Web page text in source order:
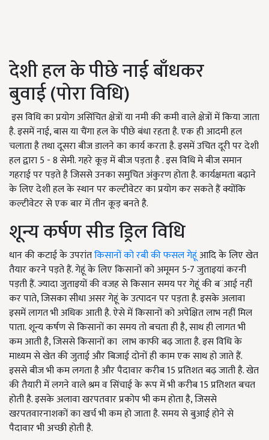
देशी हल के पीछे नाई बाँधकर
बुवाई (पोरा विधि)
इस विधि का प्रयोग असिंचित क्षेत्रों या नमी की कमी वाले क्षेत्रों में किया जाता
है. इसमें नाई, बास या चैंगा हल के पीछे बंधा रहता है. एक ही आदमी हल
चलाता है तथा दूसरा बीज डालने का कार्य करता है. इसमें उचित दूरी पर देशी
हल द्वारा 5 - 8 सेमी. गहरे कूड़ में बीज पड़ता है . इस विधि मे बीज समान
गहराई पर पड़ते है जिससे उनका समुचित अंकुरण होता है. कार्यक्षमता बढ़ाने
के लिए देशी हल के स्थान पर कल्टीवेटर का प्रयोग कर सकते हैं क्योंकि
कल्टीवेटर से एक बार में तीन कूड़ बनते है.
शून्य कर्षण सीड ड्रिल विधि
धान की कटाई के उपरांतकिसानों को रबी की फसल गेहूंआदि के लिए खेत
तैयार करने पड़ते हैं. गेहूं के लिए किसानों को अमूमन 5-7 जुताइयां करनी
पड़ती हैं. ज्यादा जुताइयों की वजह से किसान समय पर गेहूं की ब¨आई नहीं
कर पाते, जिसका सीधा असर गेहूं के उत्पादन पर पड़ता है. इसके अलावा
इसमें लागत भी अधिक आती है. ऐसे में किसानों को अपेक्षित लाभ नहीं मिल
पाता. शून्य कर्षण से किसानों का समय तो बचता ही है, साथ ही लागत भी
कम आती है, जिससे किसानों का लाभ काफी बढ़ जाता है. इस विधि के
माध्यम से खेत की जुताई और बिजाई दोनों ही काम एक साथ हो जाते हैं.
इससे बीज भी कम लगता है और पैदावार करीब 15 प्रतिशत बढ़ जाती है. खेत
की तैयारी में लगने वाले श्रम व सिंचाई के रूप में भी करीब 15 प्रतिशत बचत
होती है. इसके अलावा खरपतवार प्रकोप भी कम होता है, जिससे
खरपतवारनाशकों का खर्च भी कम हो जाता है. समय से बुआई होने से
पैदावार भी अच्छी होती है.